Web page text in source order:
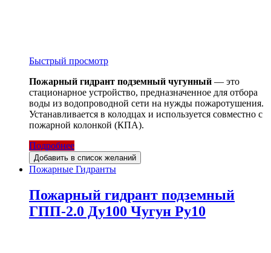
Быстрый просмотр
Пожарный гидрант подземный чугунный — это
стационарное устройство, предназначенное для отбора
воды из водопроводной сети на нужды пожаротушения.
Устанавливается в колодцах и используется совместно с
пожарной колонкой (КПА).
Подробнее
Добавить в список желаний
Пожарные Гидранты
Пожарный гидрант подземный
ГПП-2.0 Ду100 Чугун Ру10